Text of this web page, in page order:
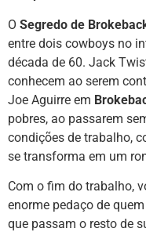
O Segredo de
entre dois cowboys no
década de 60. Jack
conhecem ao serem
Joe Aguirre em
pobres, ao passarem
condições de trabalho,
se transforma em um
Com o fim do trabalho,
enorme pedaço de
que passam o resto de